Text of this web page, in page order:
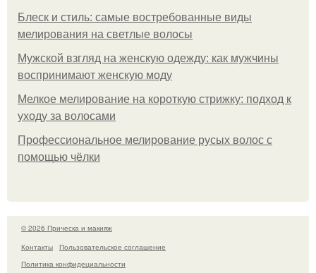
Блеск и стиль: самые востребованные виды
мелирования на светлые волосы
Мужской взгляд на женскую одежду: как мужчины
воспринимают женскую моду
Мелкое мелирование на короткую стрижку: подход к
уходу за волосами
Профессиональное мелирование русых волос с
помощью чёлки
© 2026 Прическа и макияж
Контакты
Пользовательское соглашение
Политика конфидециальности